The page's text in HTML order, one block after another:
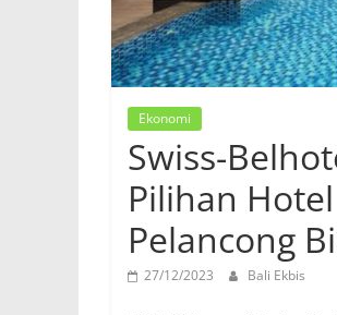
Ekonomi
Swiss-
Pilihan
Pelancong
27/12/2023 Bali Ekbis